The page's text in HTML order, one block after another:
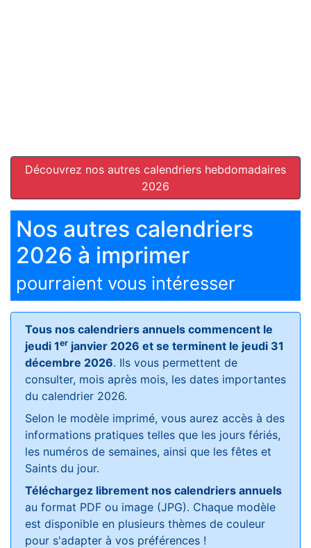
Découvrez nos autres calendriers hebdomadaires
2026
Nos autres calendriers
2026 à imprimer
pourraient vous intéresser
Tous nos calendriers annuels commencent le
jeudi 1er janvier 2026 et se terminent le jeudi 31
décembre 2026. Ils vous permettent de
consulter, mois après mois, les dates importantes
du calendrier 2026.
Selon le modèle imprimé, vous aurez accès à des
informations pratiques telles que les jours fériés,
les numéros de semaines, ainsi que les fêtes et
Saints du jour.
Téléchargez librement nos calendriers annuels
au format PDF ou image (JPG). Chaque modèle
est disponible en plusieurs thèmes de couleur
pour s'adapter à vos préférences !